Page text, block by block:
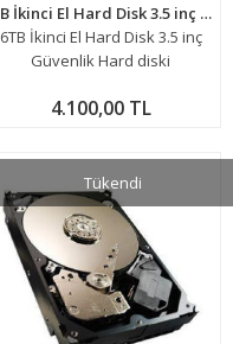
6TB İkinci El Hard Disk 3.5 inç Güvenlik Hard diski
6TB İkinci El Hard Disk 3.5 inç
Güvenlik Hard diski
4.100,00 TL
Tükendi